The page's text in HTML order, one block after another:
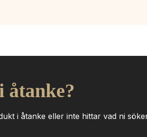
åtanke?
i åtanke eller inte hittar vad ni